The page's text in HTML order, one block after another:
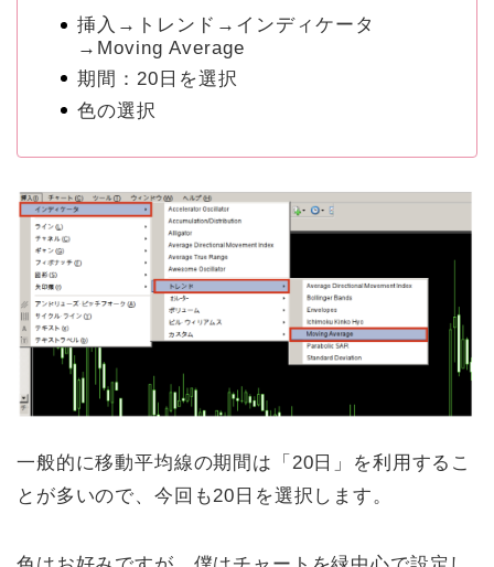
挿入→トレンド→インディケータ
→Moving Average
期間：20日を選択
色の選択
一般的に移動平均線の期間は「20日」を利用するこ
とが多いので、今回も20日を選択します。